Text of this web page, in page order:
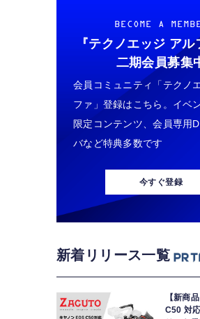
BECOME A
『テクノエッジ アル
二期会員募集
会員コミュニティ「テクノ
ファ」登録はこちら。イベ
限定コンテンツ、会員専用
バなど特典多数です
今すぐ登録
新着リリース一覧
【新商
C50 対